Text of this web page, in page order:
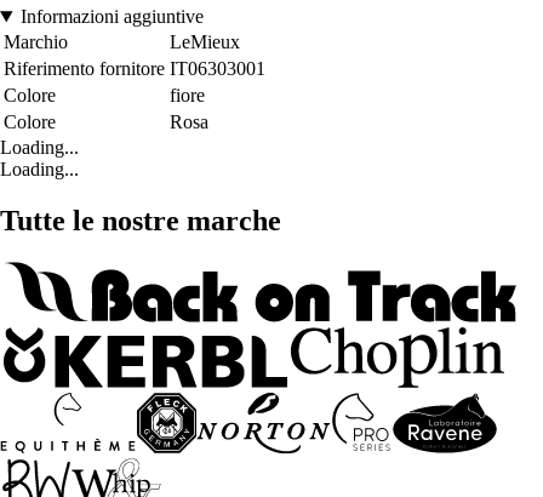
Informazioni aggiuntive
Marchio
LeMieux
Riferimento fornitore IT06303001
Colore
fiore
Colore
Rosa
Loading...
Loading...
Tutte le nostre marche